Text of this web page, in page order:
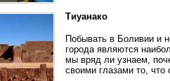
Тиуанако
Побывать в Боливии и
города являются
мы вряд ли узнаем,
своими глазами то, что